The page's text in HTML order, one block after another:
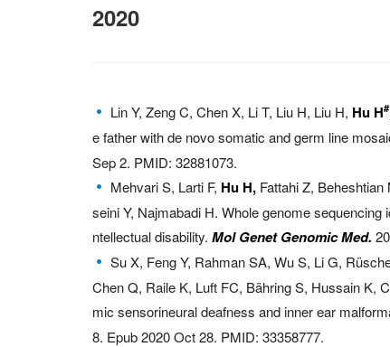
2020
Lin Y, Zeng C, Chen X, Li T, Liu H, Liu H, Hu H#
e father with de novo somatic and germ line
Sep 2. PMID: 32881073.
Mehvari S, Larti F, Hu H, Fattahi Z,
seini Y, Najmabadi H. Whole genome
ntellectual disability. Mol Genet Genomic Med.
Su X, Feng Y, Rahman SA, Wu S, Li G,
Chen Q, Raile K, Luft FC, Bähring S, Hussain K,
mic sensorineural deafness and inner ear
8. Epub 2020 Oct 28. PMID: 33358777.